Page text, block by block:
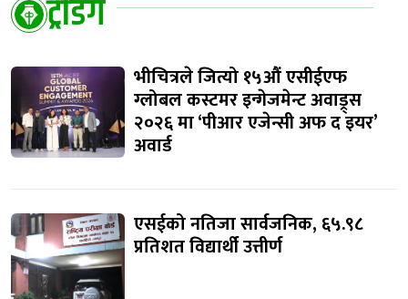
ट्रेंडिंग
भीचित्रले जित्यो १५औं एसीईएफ
ग्लोबल कस्टमर इन्गेजमेन्ट अवाड्र्स
२०२६ मा ‘पीआर एजेन्सी अफ द इयर’
अवार्ड
एसईको नतिजा सार्वजनिक, ६५.९८
प्रतिशत विद्यार्थी उत्तीर्ण